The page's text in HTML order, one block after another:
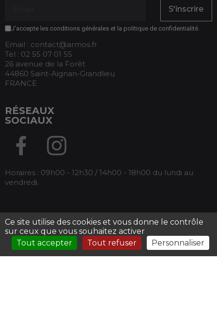
S'inscrire
J'accepte les conditions générales et la politique de confidentialité.
Email : contact@armos.fr
Tel : 02 55 07 01 55
26 avenue de la Forêt
44860 Saint-Aignan-Grandlieu
FRANCE
RÉSEAUX
SOCIAUX
Horaires : 09h00 - 12h30 / 14h00 - 18h00 du lundi au
vendredi.
Tous droits réservés Armos -Mentions légales
Conditions générales de ventes
Ce site utilise des cookies et vous donne le contrôle
sur ceux que vous souhaitez activer
Tout accepter
Tout refuser Personnaliser